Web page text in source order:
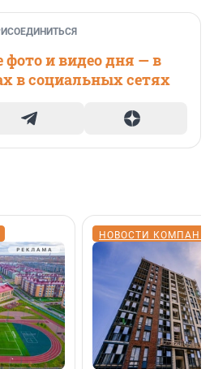
и видео дня — в
в социальных сетях
НОВОСТИ